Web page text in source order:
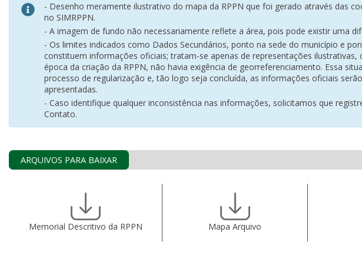
- Desenho meramente ilustrativo do mapa da RPPN que foi gerado através das
no SIMRPPN.
- A imagem de fundo não necessariamente reflete a área, pois pode existir uma
- Os limites indicados como Dados Secundários, ponto na sede do município e
constituem informações oficiais; tratam-se apenas de representações ilustrativas,
época da criação da RPPN, não havia exigência de georreferenciamento. Essa
processo de regularização e, tão logo seja concluída, as informações oficiais
apresentadas.
- Caso identifique qualquer inconsistência nas informações, solicitamos que
Contato.
ARQUIVOS PARA BAIXAR
Memorial Descritivo da RPPN Mapa Arquivo